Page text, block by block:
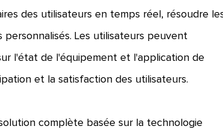
des utilisateurs en temps réel, résoudre
Les utilisateurs peuvent
l'état de l'équipement et l'application de
et la satisfaction des utilisateurs.
complète basée sur la technologie